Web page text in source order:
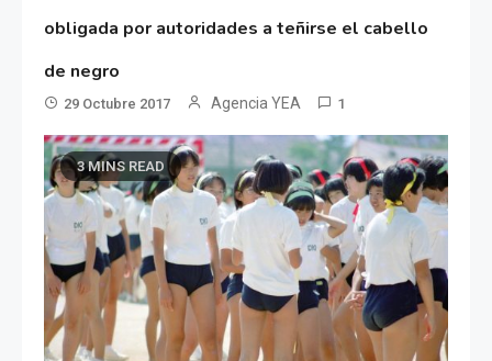
obligada por autoridades a teñirse el cabello
de negro
29 Octubre 2017 Agencia YEA 1
3 MINS READ